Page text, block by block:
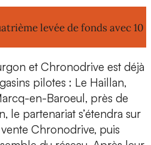
levée de fonds avec 10
et Chronodrive est déjà
pilotes : Le Haillan,
en-Baroeul, près de
le partenariat s’étendra sur
Chronodrive, puis